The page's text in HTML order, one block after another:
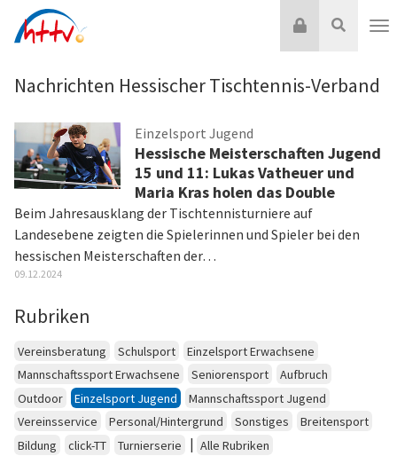
Inhalt
Suche
Login
Nachrichten Hessischer Tischtennis-Verband
Einzelsport Jugend
Hessische Meisterschaften Jugend
15 und 11: Lukas Vatheuer und
Maria Kras holen das Double
Beim Jahresausklang der Tischtennisturniere auf
Landesebene zeigten die Spielerinnen und Spieler bei den
hessischen Meisterschaften der…
09.12.2024
Rubriken
Vereinsberatung Schulsport
Einzelsport Erwachsene
Mannschaftssport Erwachsene
Seniorensport
Aufbruch
Outdoor
Einzelsport Jugend
Mannschaftssport Jugend
Vereinsservice
Personal/Hintergrund Sonstiges
Breitensport
Bildung
click-TT Turnierserie | Alle Rubriken